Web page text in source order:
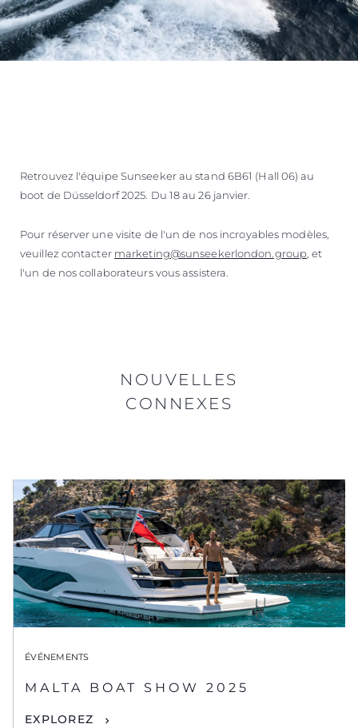
Retrouvez l'équipe Sunseeker au stand 6B61 (Hall 06) au
boot de Düsseldorf 2025. Du 18 au 26 janvier.
Pour réserver une visite de l'un de nos incroyables modèles,
veuillez contacter marketing@sunseekerlondon.group, et
l'un de nos collaborateurs vous assistera.
NOUVELLES
CONNEXES
ÉVÉNEMENTS
MALTA BOAT SHOW 2025
EXPLOREZ